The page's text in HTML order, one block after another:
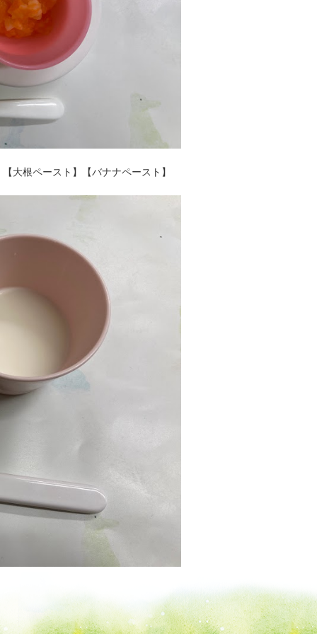
大根ペースト】【バナナペースト】